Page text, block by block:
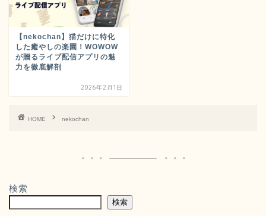
【nekochan】猫だけに特化
した癒やしの楽園！WOWOW
が贈るライブ配信アプリの魅
力を徹底解剖
2026年2月1日
HOME nekochan
検索
検索